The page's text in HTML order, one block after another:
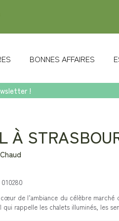
BONNES AFFAIRES
!
À
010280
de l’ambiance du célèbre marché
qui rappelle les chalets illuminés, les